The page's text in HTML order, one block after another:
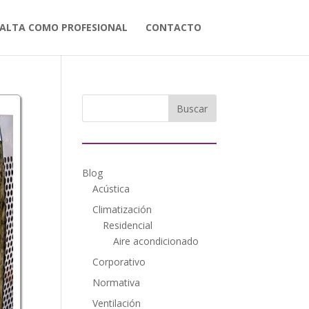
COMO PROFESIONAL CONTACTO
Blog
Acústica
Climatización
Residencial
Aire acondicionado
Corporativo
Normativa
Ventilación